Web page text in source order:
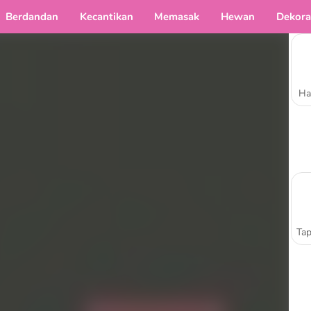
Berdandan Kecantikan Memasak Hewan